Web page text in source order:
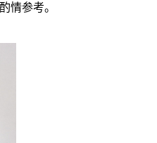
情参考。